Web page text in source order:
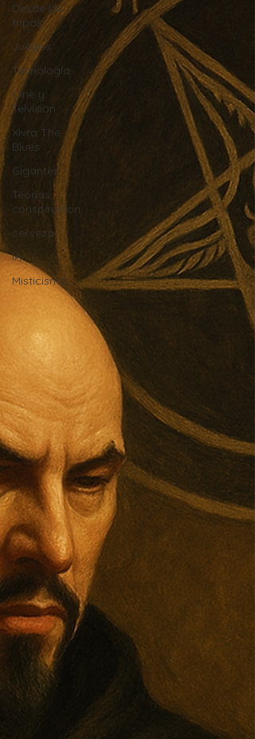
Desde las
tripas
Juegos
Tecnología
Cine y
Telvisión
Xivra The
Blues
Gigantes
Teorias
conspiracion
cerveza
IA
Misticismo